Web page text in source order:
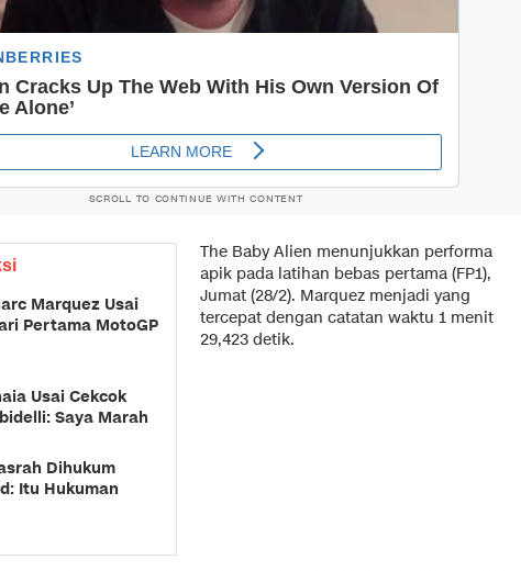
SCROLL TO CONTINUE WITH CONTENT
Marquez Usai
Pertama MotoGP
Usai Cekcok
Saya Marah
Dihukum
Itu Hukuman
The Baby Alien menunjukkan performa
apik pada latihan bebas pertama (FP1),
Jumat (28/2). Marquez menjadi yang
tercepat dengan catatan waktu 1 menit
29,423 detik.